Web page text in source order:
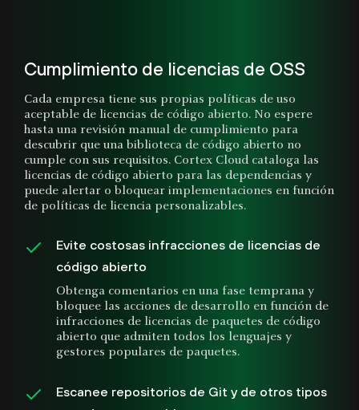
Cumplimiento de licencias de OSS
Cada empresa tiene sus propias políticas de uso
aceptable de licencias de código abierto. No espere
hasta una revisión manual de cumplimiento para
descubrir que una biblioteca de código abierto no
cumple con sus requisitos. Cortex Cloud cataloga las
licencias de código abierto para las dependencias y
puede alertar o bloquear implementaciones en función
de políticas de licencia personalizables.
Evite costosas infracciones de licencias de
código abierto
Obtenga comentarios en una fase temprana y
bloquee las acciones de desarrollo en función de
infracciones de licencias de paquetes de código
abierto que admiten todos los lenguajes y
gestores populares de paquetes.
Escanee repositorios de Git y de otros tipos